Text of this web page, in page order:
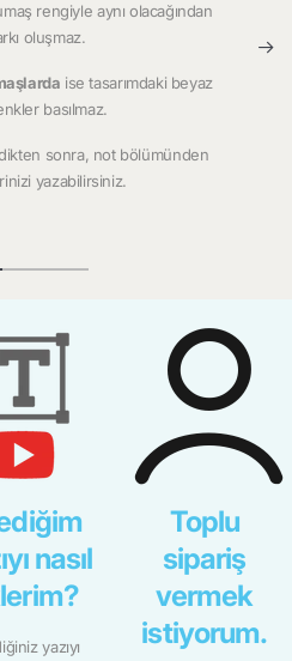
rengiyle aynı olacağından
oluşmaz.
ise tasarımdaki beyaz
basılmaz.
sonra, not bölümünden
yazabilirsiniz.
nasıl
yazıyı
Toplu
sipariş
vermek
istiyorum.